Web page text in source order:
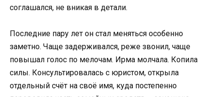
соглашался, не вникая в детали.
Последние пару лет он стал меняться особенно
заметно. Чаще задерживался, реже звонил, чаще
повышал голос по мелочам. Ирма молчала. Копила
силы. Консультировалась с юристом, открыла
отдельный счёт на своё имя, куда постепенно